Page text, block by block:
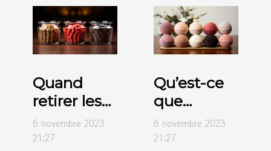
Quand
retirer les
fonds dans
un
6 novembre 2023
21:27
Qu’est-ce
que
l’éponge
konjac ?
6 novembre 2023
21:27